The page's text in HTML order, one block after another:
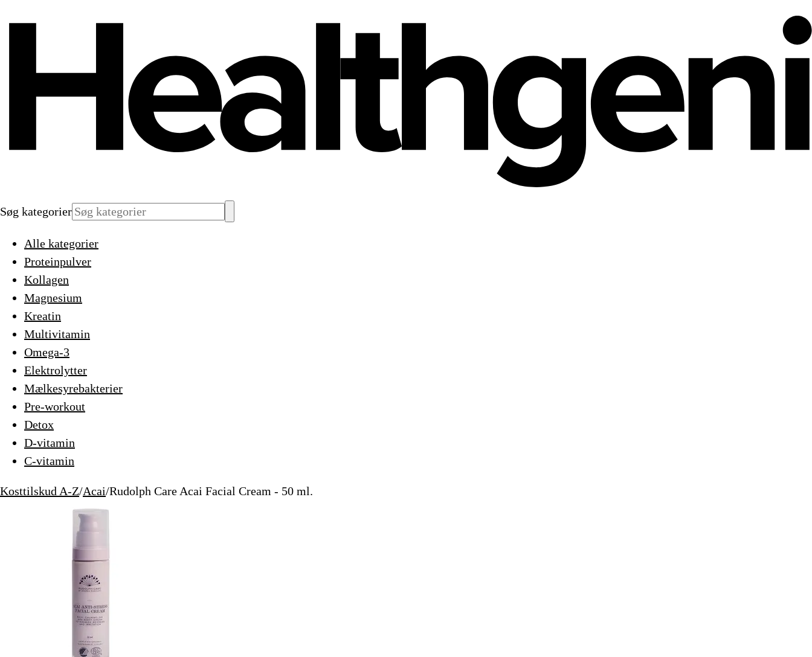
Søg kategorier
Alle kategorier
Proteinpulver
Kollagen
Magnesium
Kreatin
Multivitamin
Omega-3
Elektrolytter
Mælkesyrebakterier
Pre-workout
Detox
D-vitamin
C-vitamin
Kosttilskud A-Z/Acai/Rudolph Care Acai Facial Cream - 50 ml.